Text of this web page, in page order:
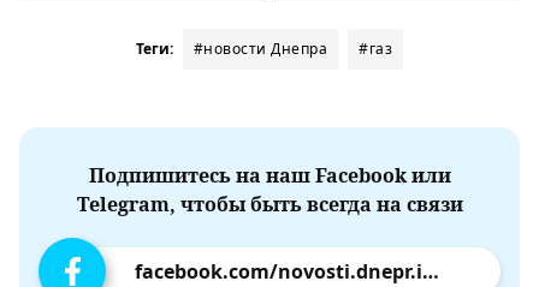
Теги: #новости Днепра #газ
Подпишитесь на наш Facebook или
Telegram, чтобы быть всегда на связи
facebook.com/novosti.dnepr.info